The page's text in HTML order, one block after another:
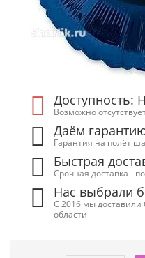
Доступность:
Возможно
Даём
Гарантия на полёт
Быстрая
Срочная доставка -
Нас выбрали
С 2016 мы доставили
области